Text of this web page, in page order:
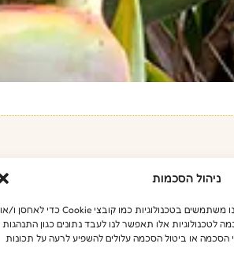
ניהול הסכמות
כדי לספק חוויית משתמש מיטבית, אנו משתמשים בטכנולוגיות כמו קובצי Cookie כדי לאחסן ו/או
לטכנולוגיות אלו תאפשר לנו לעבד נתונים כגון התנהגות
הסכמה או ביטול הסכמה עלולים להשפיע לרעה על תכונות